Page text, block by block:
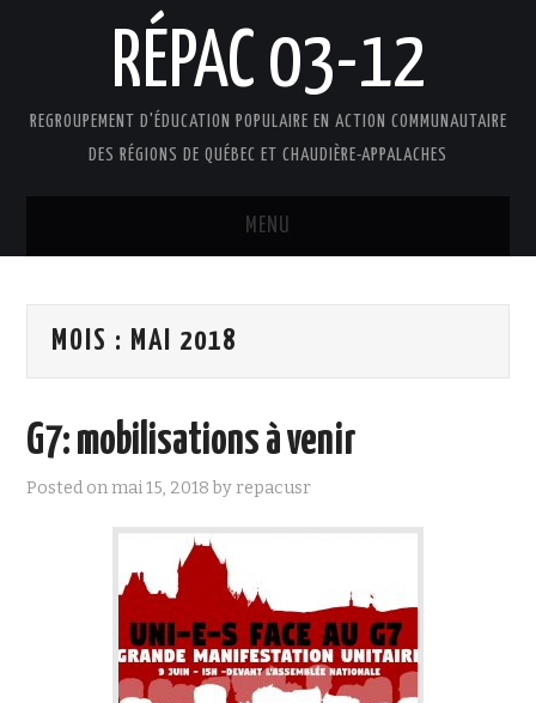
RÉPAC 03-12
REGROUPEMENT D'ÉDUCATION POPULAIRE EN ACTION COMMUNAUTAIRE
DES RÉGIONS DE QUÉBEC ET CHAUDIÈRE-APPALACHES
MENU
PRÉSENTATION
FAIRE UN DON !
NOUS JOINDRE
MOIS : MAI 2018
G7: mobilisations à venir
Posted onmai 15, 2018 byrepacusr